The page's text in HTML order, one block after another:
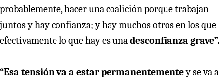
probablemente, hacer una coalición porque trabajan
juntos y hay confianza; y hay muchos otros en los que
efectivamente lo que hay es unadesconfianza grave”.
“Esa tensión va a estar permanentementey se va a